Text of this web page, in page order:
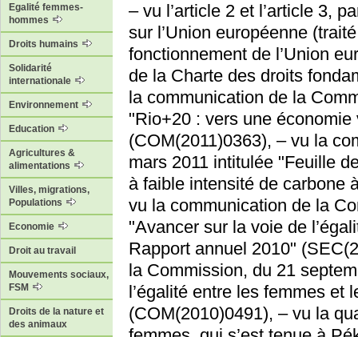
Egalité femmes-
hommes
Droits humains
Solidarité
internationale
Environnement
Education
Agricultures &
alimentations
Villes, migrations,
Populations
Economie
Droit au travail
Mouvements sociaux,
FSM
Droits de la nature et
des animaux
– vu l’article 2 et l’article 3,
sur l’Union européenne
fonctionnement de l’Union
de la Charte des droits
la communication de la
"Rio+20 : vers une
(COM(2011)0363), – vu la
mars 2011 intitulée "Feuille
à faible intensité de carbone
vu la communication de la
"Avancer sur la voie de
Rapport annuel 2010"
la Commission, du 21
l’égalité entre les femmes et
(COM(2010)0491), – vu la